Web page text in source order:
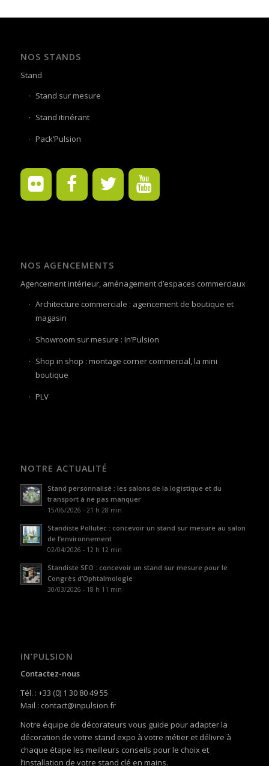
NOS STANDS
Stand
Stand sur mesure
Stand itinérant
Pack’Pulsion
NOS AGENCEMENTS
Agencement intérieur, aménagement d’espaces commerciaux
Architecture commerciale : agencement de boutique et
magasin
Showroom sur mesure : In’Pulsion
Shop in shop : montage corner commercial, la mini
boutique
PLV
NOTRE ACTUALITÉ
Stand personnalisé : les salons de la logistique et du
transport à ne pas manquer
15/06/2026 - 21 h 28 min
Standiste Pollutec : concevoir un stand sur mesure au salon
de l’environnement
02/04/2026 - 12 h 12 min
Standiste SFO : concevoir un stand sur mesure pour le
Congrès d’Ophtalmologie
30/03/2026 - 18 h 11 min
IN’PULSION
Contactez-nous
Tél. : +33 (0) 1 30 80 49 55
Mail : contact@inpulsion.fr
Notre équipe de décorateurs vous guide pour adapter la
décoration de votre stand expo à votre métier et délivre à
chaque étape les meilleurs conseils pour le choix et
l’installation de votre stand clé en mains.